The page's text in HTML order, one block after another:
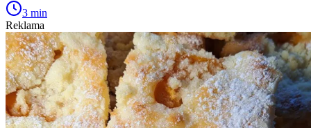
3 min
Reklama